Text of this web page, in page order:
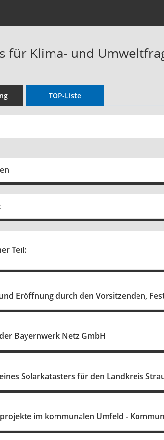
für Klima- und
TOP-Liste
Teil:
Eröffnung durch den Vorsitzenden,
Bayernwerk Netz GmbH
Solarkatasters für den Landkreis
im kommunalen Umfeld -